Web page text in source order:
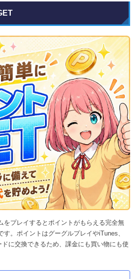
をプレイするとポイントがもらえる完全無
。ポイントはグーグルプレイやiTunes、
に交換できるため、課金にも買い物にも使